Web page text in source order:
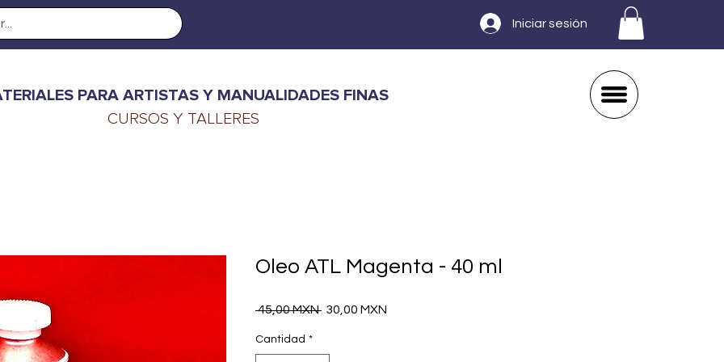
Iniciar sesión
PARA ARTISTAS Y MANUALIDADES FINAS
CURSOS Y TALLERES
Oleo ATL Magenta - 40 ml
45,00 MXN Precio
30,00 MXN
Cantidad *